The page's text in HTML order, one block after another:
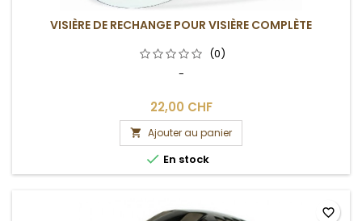
VISIÈRE DE RECHANGE POUR VISIÈRE COMPLÈTE
(0)
-
22,00 CHF
 Ajouter au panier
 En stock
favorite_border